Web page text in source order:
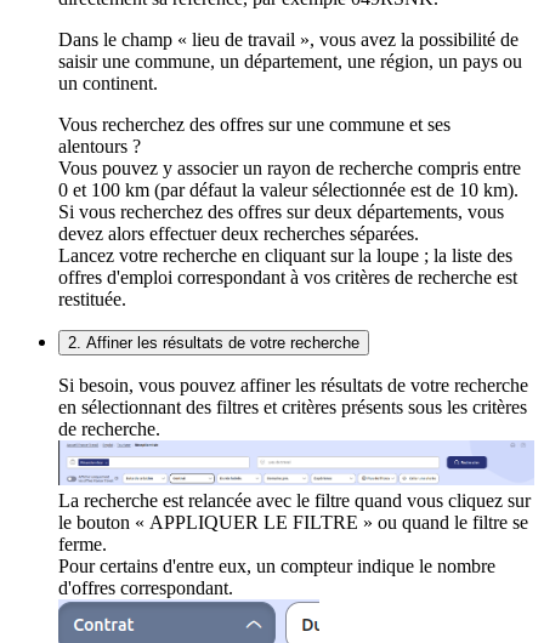
Dans le champ « lieu de travail », vous avez la possibilité de
saisir une commune, un département, une région, un pays ou
un continent.
Vous recherchez des offres sur une commune et ses
alentours ?
Vous pouvez y associer un rayon de recherche compris entre
0 et 100 km (par défaut la valeur sélectionnée est de 10 km).
Si vous recherchez des offres sur deux départements, vous
devez alors effectuer deux recherches séparées.
Lancez votre recherche en cliquant sur la loupe ; la liste des
offres d'emploi correspondant à vos critères de recherche est
restituée.
2. Affiner les résultats de votre recherche
Si besoin, vous pouvez affiner les résultats de votre recherche
en sélectionnant des filtres et critères présents sous les critères
de recherche.
La recherche est relancée avec le filtre quand vous cliquez sur
le bouton « APPLIQUER LE FILTRE » ou quand le filtre se
ferme.
Pour certains d'entre eux, un compteur indique le nombre
d'offres correspondant.